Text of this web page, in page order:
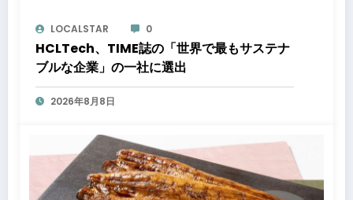
LOCALSTAR 0
HCLTech、TIME誌の「世界で最もサステナ
ブルな企業」の一社に選出
2026年8月8日